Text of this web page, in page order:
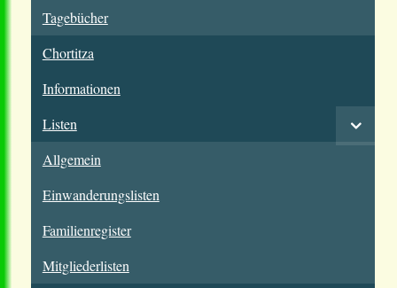
Tagebücher
Chortitza
Informationen
Listen
Allgemein
Einwanderungslisten
Familienregister
Mitgliederlisten